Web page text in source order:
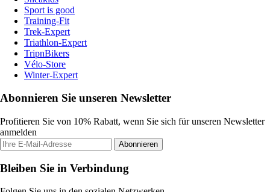
Sport is good
Training-Fit
Trek-Expert
Triathlon-Expert
TripnBikers
Vélo-Store
Winter-Expert
Abonnieren Sie unseren Newsletter
Profitieren Sie von 10% Rabatt, wenn Sie sich für unseren Newsletter
anmelden
Abonnieren
Bleiben Sie in Verbindung